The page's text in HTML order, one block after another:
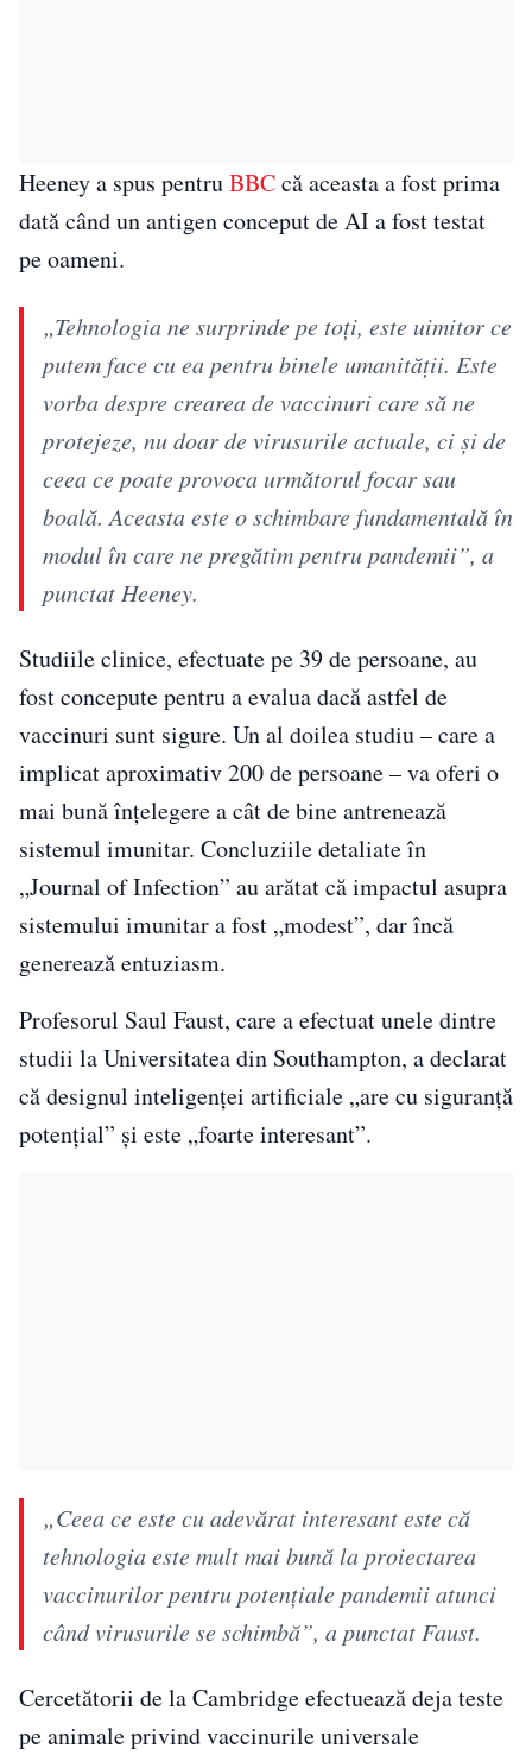
Heeney a spus pentruBBCcă aceasta a fost prima
dată când un antigen conceput de AI a fost testat
pe oameni.
„Tehnologia ne surprinde pe toți, este uimitor ce
putem face cu ea pentru binele umanității. Este
vorba despre crearea de vaccinuri care să ne
protejeze, nu doar de virusurile actuale, ci și de
ceea ce poate provoca următorul focar sau
boală. Aceasta este o schimbare fundamentală în
modul în care ne pregătim pentru pandemii”, a
punctat Heeney.
Studiile clinice, efectuate pe 39 de persoane, au
fost concepute pentru a evalua dacă astfel de
vaccinuri sunt sigure. Un al doilea studiu – care a
implicat aproximativ 200 de persoane – va oferi o
mai bună înțelegere a cât de bine antrenează
sistemul imunitar. Concluziile detaliate în
„Journal of Infection” au arătat că impactul asupra
sistemului imunitar a fost „modest”, dar încă
generează entuziasm.
Profesorul Saul Faust, care a efectuat unele dintre
studii la Universitatea din Southampton, a declarat
că designul inteligenței artificiale „are cu siguranță
potențial” și este „foarte interesant”.
„Ceea ce este cu adevărat interesant este că
tehnologia este mult mai bună la proiectarea
vaccinurilor pentru potențiale pandemii atunci
când virusurile se schimbă”, a punctat Faust.
Cercetătorii de la Cambridge efectuează deja teste
pe animale privind vaccinurile universale